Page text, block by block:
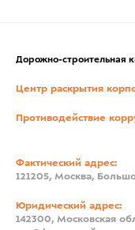
Дорожно-строительная
Центр раскрытия
Противодействие
Фактический адрес:
121205, Москва,
Юридический адрес:
142300, Московская